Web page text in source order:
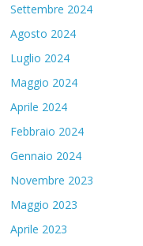
Settembre 2024
Agosto 2024
Luglio 2024
Maggio 2024
Aprile 2024
Febbraio 2024
Gennaio 2024
Novembre 2023
Maggio 2023
Aprile 2023